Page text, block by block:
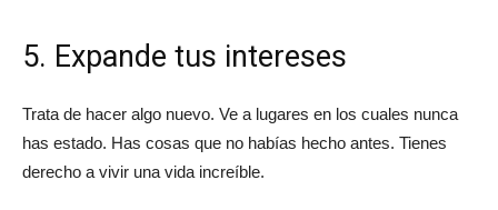
5. Expande tus intereses
Trata de hacer algo nuevo. Ve a lugares en los cuales nunca
has estado. Has cosas que no habías hecho antes. Tienes
derecho a vivir una vida increíble.